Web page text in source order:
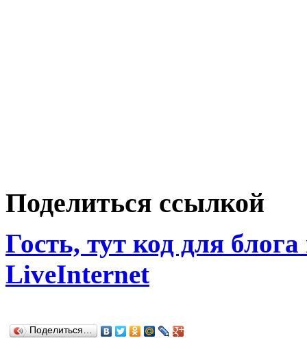
Поделиться ссылкой
Гость, тут код для
LiveInternet
Поделиться…